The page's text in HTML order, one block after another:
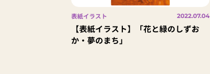
表紙イラスト 2022.07.04
【表紙イラスト】「花と緑のしずお
か・夢のまち」